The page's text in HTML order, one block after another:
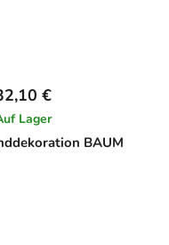
BAUM
€
Lager